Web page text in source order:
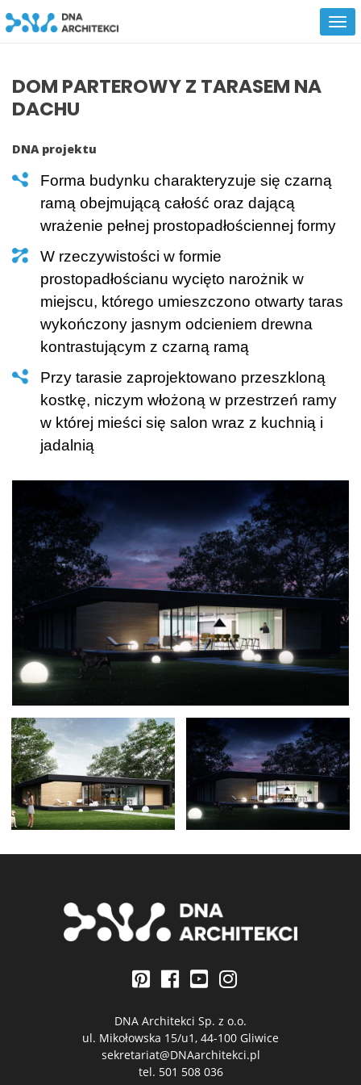
DOM PARTEROWY Z TARASEM NA
DACHU
DNA projektu
forma budynku charakteryzuje się czarną
ramą obejmującą całość oraz dającą
wrażenie pełnej prostopadłościennej formy
w rzeczywistości w formie
prostopadłościanu wycięto narożnik w
miejscu, którego umieszczono otwarty taras
wykończony jasnym odcieniem drewna
kontrastującym z czarną ramą
przy tarasie zaprojektowano przeszkloną
kostkę, niczym włożoną w przestrzeń ramy
w której mieści się salon wraz z kuchnią i
jadalnią
DNA Architekci Sp. z o.o.
ul. Mikołowska 15/u1, 44-100 Gliwice
sekretariat@DNAarchitekci.pl
tel. 501 508 036